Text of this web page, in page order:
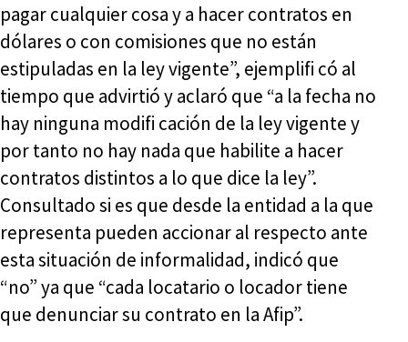
pagar cualquier cosa y a hacer contratos en
dólares o con comisiones que no están
estipuladas en la ley vigente”, ejemplifi có al
tiempo que advirtió y aclaró que “a la fecha no
hay ninguna modifi cación de la ley vigente y
por tanto no hay nada que habilite a hacer
contratos distintos a lo que dice la ley”.
Consultado si es que desde la entidad a la que
representa pueden accionar al respecto ante
esta situación de informalidad, indicó que
“no” ya que “cada locatario o locador tiene
que denunciar su contrato en la Afip”.